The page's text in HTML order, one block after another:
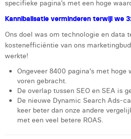
specifieke pagina’s met een hoge
Kannibalisatie verminderen terwijl we
Ons doel was om technologie en data
kostenefficiëntie van ons
werkte!
Ongeveer 8400 pagina's met hoge
voren gebracht.
De overlap tussen SEO en SEA is
De nieuwe Dynamic Search Ads-
keer beter dan onze andere
met een veel betere ROAS.